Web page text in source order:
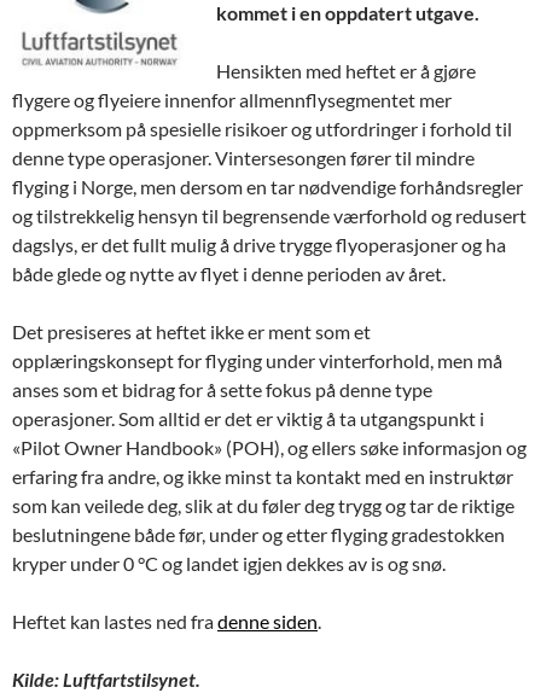
kommet i en oppdatert utgave.
Hensikten med heftet er å gjøre
flygere og flyeiere innenfor allmennflysegmentet mer
oppmerksom på spesielle risikoer og utfordringer i forhold til
denne type operasjoner. Vintersesongen fører til mindre
flyging i Norge, men dersom en tar nødvendige forhåndsregler
og tilstrekkelig hensyn til begrensende værforhold og redusert
dagslys, er det fullt mulig å drive trygge flyoperasjoner og ha
både glede og nytte av flyet i denne perioden av året.
Det presiseres at heftet ikke er ment som et
opplæringskonsept for flyging under vinterforhold, men må
anses som et bidrag for å sette fokus på denne type
operasjoner. Som alltid er det er viktig å ta utgangspunkt i
«Pilot Owner Handbook» (POH), og ellers søke informasjon og
erfaring fra andre, og ikke minst ta kontakt med en instruktør
som kan veilede deg, slik at du føler deg trygg og tar de riktige
beslutningene både før, under og etter flyging gradestokken
kryper under 0 °C og landet igjen dekkes av is og snø.
Heftet kan lastes ned fradenne siden.
Kilde: Luftfartstilsynet.